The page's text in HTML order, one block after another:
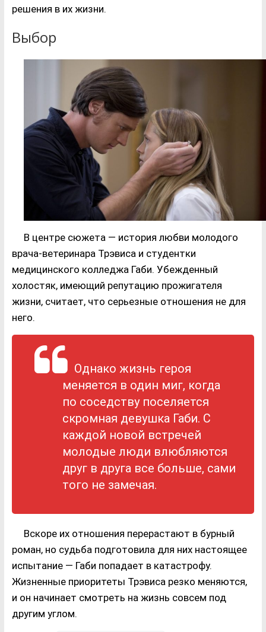
решения в их жизни.
Выбор
В центре сюжета — история любви молодого
врача-ветеринара Трэвиса и студентки
медицинского колледжа Габи. Убежденный
холостяк, имеющий репутацию прожигателя
жизни, считает, что серьезные отношения не для
него.
Однако жизнь героя
меняется в один миг, когда
по соседству поселяется
скромная девушка Габи. С
каждой новой встречей
молодые люди влюбляются
друг в друга все больше, сами
того не замечая.
Вскоре их отношения перерастают в бурный
роман, но судьба подготовила для них настоящее
испытание — Габи попадает в катастрофу.
Жизненные приоритеты Трэвиса резко меняются,
и он начинает смотреть на жизнь совсем под
другим углом.